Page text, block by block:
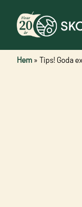
Hem» Tips! Goda